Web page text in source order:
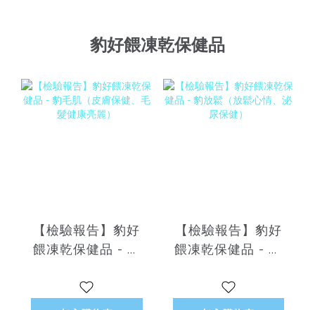
豹好餵凍乾保健品
【檢驗報告】豹好
餵凍乾保健品 - 豹
毛髮健康亮麗）
【檢驗報告】豹好
餵凍乾保健品 - 豹
泌尿保健）